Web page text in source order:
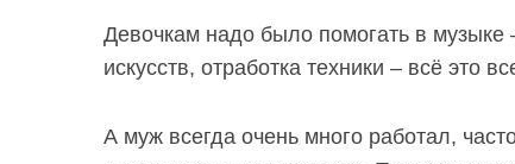
Девочкам надо было помогать в
искусств, отработка техники – всё это
А муж всегда очень много работал,